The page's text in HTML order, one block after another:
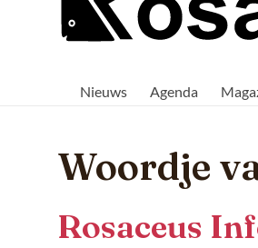
Rosaceus
passieNieuws Agenda
Woordje
Rosaceus